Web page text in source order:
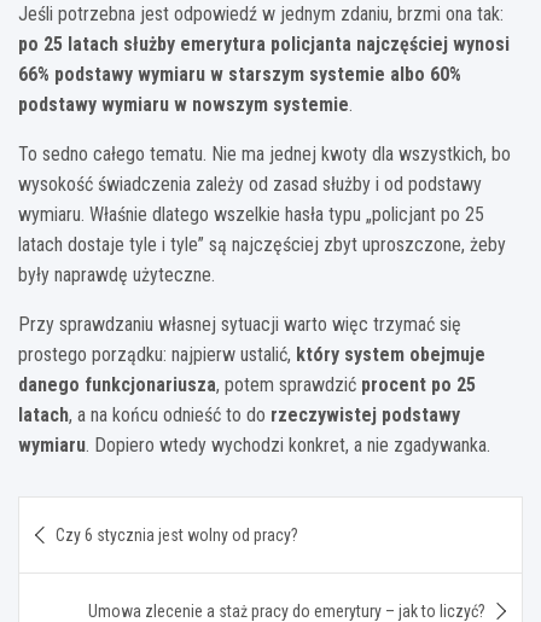
Jeśli potrzebna jest odpowiedź w jednym zdaniu, brzmi ona tak:
po 25 latach służby emerytura policjanta najczęściej wynosi
66% podstawy wymiaru w starszym systemie albo 60%
podstawy wymiaru w nowszym systemie.
To sedno całego tematu. Nie ma jednej kwoty dla wszystkich, bo
wysokość świadczenia zależy od zasad służby i od podstawy
wymiaru. Właśnie dlatego wszelkie hasła typu „policjant po 25
latach dostaje tyle i tyle” są najczęściej zbyt uproszczone, żeby
były naprawdę użyteczne.
Przy sprawdzaniu własnej sytuacji warto więc trzymać się
prostego porządku: najpierw ustalić, który system obejmuje
danego funkcjonariusza, potem sprawdzić procent po 25
latach, a na końcu odnieść to do rzeczywistej podstawy
wymiaru. Dopiero wtedy wychodzi konkret, a nie zgadywanka.
wpisu
Czy 6 stycznia jest wolny od pracy?
Umowa zlecenie a staż pracy do emerytury – jak to liczyć?